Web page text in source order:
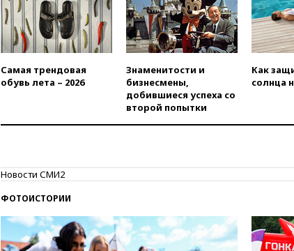
Самая трендовая
обувь лета – 2026
Знаменитости и
бизнесмены,
добившиеся успеха со
второй попытки
Как
солнца
Новости СМИ2
ФОТОИСТОРИИ